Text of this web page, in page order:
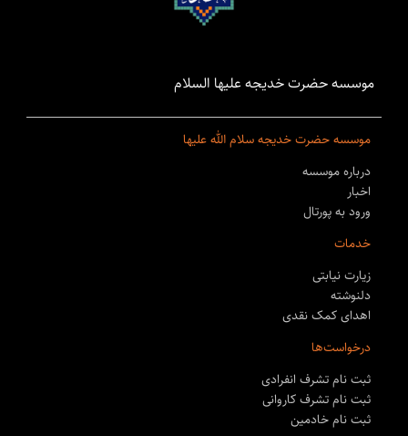
موسسه حضرت خدیجه علیها السلام
موسسه حضرت خدیجه سلام الله علیها
درباره موسسه
اخبار
ورود به پورتال
خدمات
زیارت نیابتی
دلنوشته
اهدای کمک نقدی
درخواست‌ها
ثبت نام تشرف انفرادی
ثبت نام تشرف کاروانی
ثبت نام خادمین